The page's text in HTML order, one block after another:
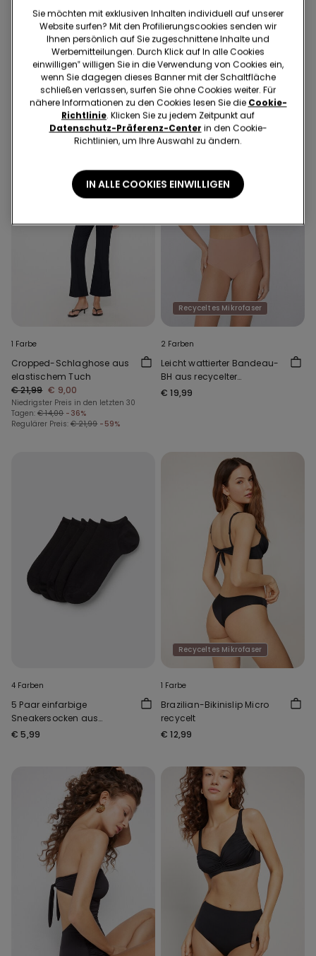
Hoher Bikinislip mit Raffung
Micro recycelt
€ 9,00
Niedrigster Preis in den letzten 30
€ 12,99 -31%
Regulärer Preis:€ 12,99 -31%
Gepolsterter Bandeau-BH
aus recycelter Mikrofaser
mit Ausschnitt
€ 18,99
1 Farbe
Cropped-Schlaghose aus
elastischem Tuch
€ 21,99 € 9,00
Niedrigster Preis in den letzten 30
Tagen: € 14,00 -36%
Regulärer Preis: € 21,99 -59%
Recyceltes Mikrofaser
2 Farben
Leicht wattierter Bandeau-
BH aus recycelter
Mikrofaser Full Coverage
€ 19,99
4 Farben
5 Paar einfarbige
Sneakersocken aus
Baumwolle Unisex
€ 5,99
Recyceltes Mikrofaser
1 Farbe
Brazilian-Bikinislip Micro
recycelt
€ 12,99
Sie möchten mit exklusiven Inhalten individuell auf unserer
Website surfen? Mit den Profilierungscookies senden wir
Ihnen persönlich auf Sie zugeschnittene Inhalte und
Werbemitteilungen. Durch Klick auf In alle Cookies
einwilligen‟ willigen Sie in die Verwendung von Cookies ein,
wenn Sie dagegen dieses Banner mit der Schaltfläche
schließen verlassen, surfen Sie ohne Cookies weiter. Für
nähere Informationen zu den Cookies lesen Sie die Cookie-
Richtlinie. Klicken Sie zu jedem Zeitpunkt auf
Datenschutz-Präferenz-Center in den Cookie-
Richtlinien, um Ihre Auswahl zu ändern.
IN ALLE COOKIES EINWILLIGEN